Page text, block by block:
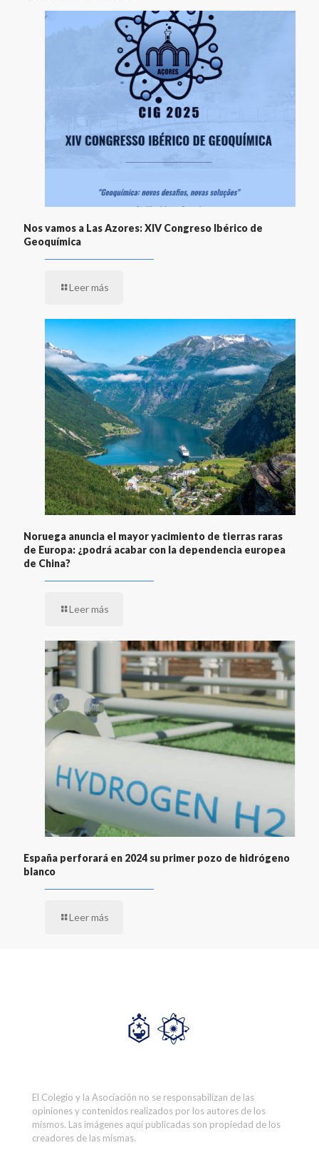
Nos vamos a Las Azores: XIV Congreso Ibérico de
Geoquímica
Leer más
Noruega anuncia el mayor yacimiento de tierras raras
de Europa: ¿podrá acabar con la dependencia europea
de China?
Leer más
España perforará en 2024 su primer pozo de hidrógeno
blanco
Leer más
El Colegio y la Asociación no se responsabilizan de las
opiniones y contenidos realizados por los autores de los
mismos. Las imágenes aquí publicadas son propiedad de los
creadores de las mismas.